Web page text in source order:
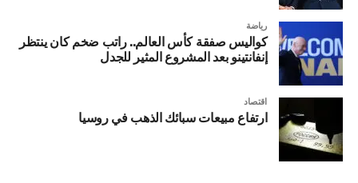
رياضة
كواليس صفقة كأس العالم.. راتب ضخم كان ينتظر
إنفانتينو بعد المشروع المثير للجدل
اقتصاد
ارتفاع مبيعات سبائك الذهب في روسيا